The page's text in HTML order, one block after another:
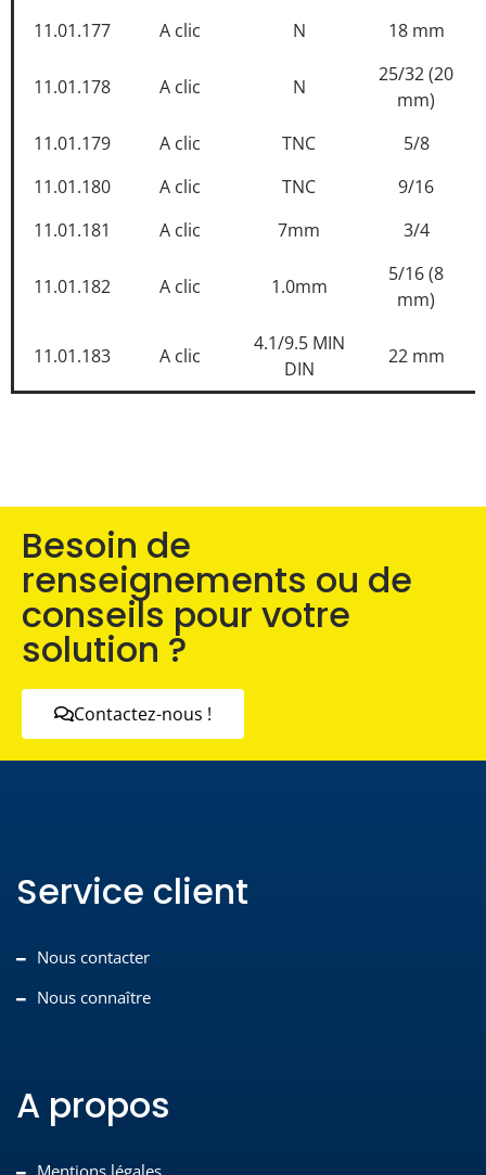
11.01.177
A clic N 18 mm
11.01.178 A clic N
25/32 (20
mm)
11.01.179
A clic TNC
5/8
11.01.180
A clic TNC
9/16
11.01.181
A clic 7mm 3/4
11.01.182 A clic 1.0mm
5/16 (8
mm)
11.01.183 A clic
4.1/9.5 MIN
DIN
22 mm
Besoin de
renseignements ou de
conseils pour votre
solution ?
Contactez-nous !
Service client
Nous contacter
Nous connaître
A propos